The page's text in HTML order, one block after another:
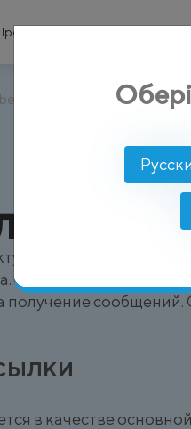
List)
база
Обычно такой
в качестве